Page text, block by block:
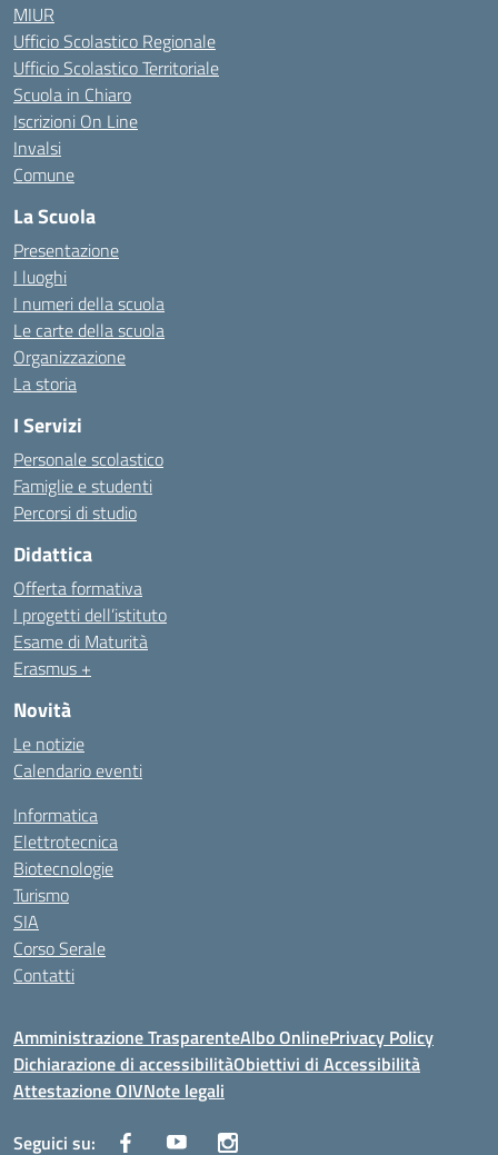
MIUR
Ufficio Scolastico Regionale
Ufficio Scolastico Territoriale
Scuola in Chiaro
Iscrizioni On Line
Invalsi
Comune
La Scuola
Presentazione
I luoghi
I numeri della scuola
Le carte della scuola
Organizzazione
La storia
I Servizi
Personale scolastico
Famiglie e studenti
Percorsi di studio
Didattica
Offerta formativa
I progetti dell’istituto
Esame di Maturità
Erasmus +
Novità
Le notizie
Calendario eventi
Informatica
Elettrotecnica
Biotecnologie
Turismo
SIA
Corso Serale
Contatti
Amministrazione TrasparenteAlbo OnlinePrivacy Policy
Dichiarazione di accessibilitàObiettivi di Accessibilità
Attestazione OIVNote legali
Seguici su: